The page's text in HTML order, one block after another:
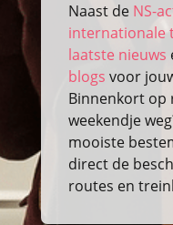
Naast de NS-
internationale
laatste nieuws
blogs voor
Binnenkort op
weekendje
mooiste
direct de
routes en